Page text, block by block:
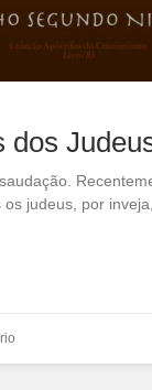
dos
judeus, por